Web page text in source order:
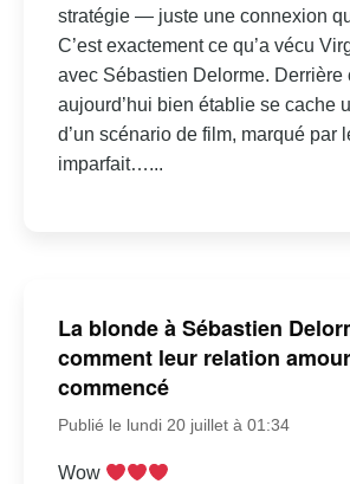
stratégie — juste une connexion
C’est exactement ce qu’a vécu
avec Sébastien Delorme. Derrière
aujourd’hui bien établie se cache
d’un scénario de film, marqué par
imparfait…...
La blonde à Sébastien
comment leur relation
commencé
Publié le lundi 20 juillet à 01:34
Wow